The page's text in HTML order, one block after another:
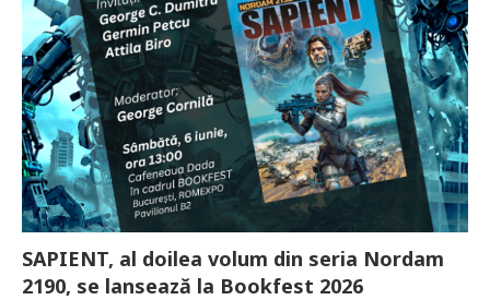
SAPIENT, al doilea volum din seria Nordam
2190, se lansează la Bookfest 2026